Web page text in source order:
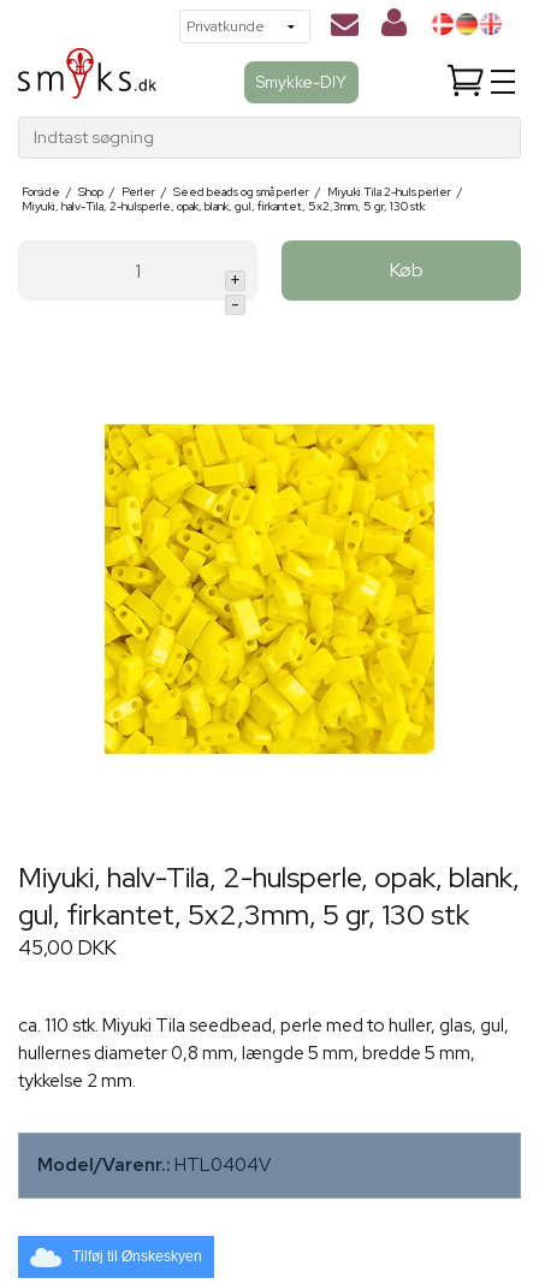
Smykke-DIY
Indtast søgning
Forside / Shop / Perler / Seed beads og små perler / Miyuki Tila 2-huls perler /
Miyuki, halv-Tila, 2-hulsperle, opak, blank, gul, firkantet, 5x2,3mm, 5 gr, 130 stk
+
-
Køb
Miyuki, halv-Tila, 2-hulsperle, opak, blank,
gul, firkantet, 5x2,3mm, 5 gr, 130 stk
45,00 DKK
ca. 110 stk. Miyuki Tila seedbead, perle med to huller, glas, gul,
hullernes diameter 0,8 mm, længde 5 mm, bredde 5 mm,
tykkelse 2 mm.
Model/Varenr.: HTL0404V
Tilføj til Ønskeskyen